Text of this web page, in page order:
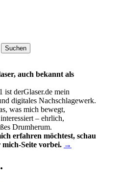
Suchen
auch bekannt als
ist derGlaser.de mein
digitales Nachschlagewerk.
was mich bewegt,
– ehrlich,
Drumherum.
erfahren möchtest, schau
Seite vorbei. →